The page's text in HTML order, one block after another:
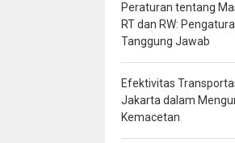
Peraturan tentang
RT dan RW:
Tanggung Jawab
Efektivitas
Jakarta dalam
Kemacetan